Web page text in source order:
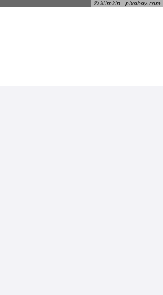
© klimkin - pixabay.com